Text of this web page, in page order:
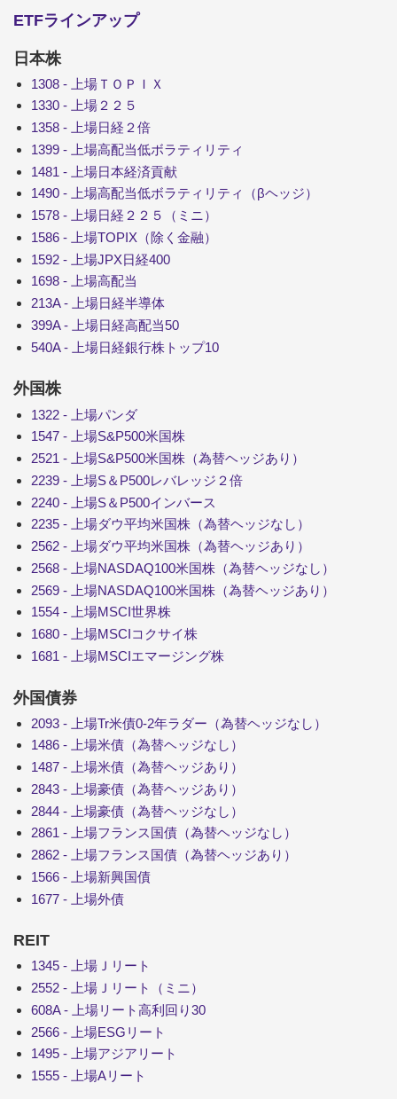
ETFラインアップ
日本株
1308 - 上場ＴＯＰＩＸ
1330 - 上場２２５
1358 - 上場日経２倍
1399 - 上場高配当低ボラティリティ
1481 - 上場日本経済貢献
1490 - 上場高配当低ボラティリティ（βヘッジ）
1578 - 上場日経２２５（ミニ）
1586 - 上場TOPIX（除く金融）
1592 - 上場JPX日経400
1698 - 上場高配当
213A - 上場日経半導体
399A - 上場日経高配当50
540A - 上場日経銀行株トップ10
外国株
1322 - 上場パンダ
1547 - 上場S&P500米国株
2521 - 上場S&P500米国株（為替ヘッジあり）
2239 - 上場S＆P500レバレッジ２倍
2240 - 上場S＆P500インバース
2235 - 上場ダウ平均米国株（為替ヘッジなし）
2562 - 上場ダウ平均米国株（為替ヘッジあり）
2568 - 上場NASDAQ100米国株（為替ヘッジなし）
2569 - 上場NASDAQ100米国株（為替ヘッジあり）
1554 - 上場MSCI世界株
1680 - 上場MSCIコクサイ株
1681 - 上場MSCIエマージング株
外国債券
2093 - 上場Tr米債0-2年ラダー（為替ヘッジなし）
1486 - 上場米債（為替ヘッジなし）
1487 - 上場米債（為替ヘッジあり）
2843 - 上場豪債（為替ヘッジあり）
2844 - 上場豪債（為替ヘッジなし）
2861 - 上場フランス国債（為替ヘッジなし）
2862 - 上場フランス国債（為替ヘッジあり）
1566 - 上場新興国債
1677 - 上場外債
REIT
1345 - 上場Ｊリート
2552 - 上場Ｊリート（ミニ）
608A - 上場リート高利回り30
2566 - 上場ESGリート
1495 - 上場アジアリート
1555 - 上場Aリート